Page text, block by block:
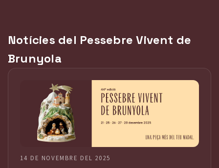
Notícies del Pessebre Vivent de
Brunyola
14 DE NOVEMBRE DEL 2025